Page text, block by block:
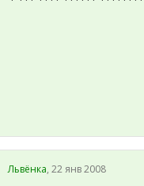
Львёнка, 22 янв 2008